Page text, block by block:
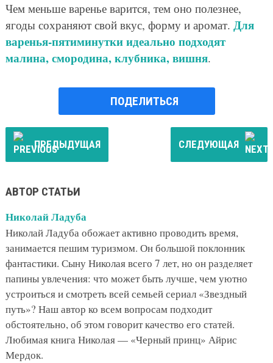
Чем меньше варенье варится, тем оно полезнее,
ягоды сохраняют свой вкус, форму и аромат. Для
варенья-пятиминутки идеально подходят
малина, смородина, клубника, вишня.
ПОДЕЛИТЬСЯ
ПРЕДЫДУЩАЯ СЛЕДУЮЩАЯ
АВТОР СТАТЬИ
Николай Ладуба
Николай Ладуба обожает активно проводить время,
занимается пешим туризмом. Он большой поклонник
фантастики. Сыну Николая всего 7 лет, но он разделяет
папины увлечения: что может быть лучше, чем уютно
устроиться и смотреть всей семьей сериал «Звездный
путь»? Наш автор ко всем вопросам подходит
обстоятельно, об этом говорит качество его статей.
Любимая книга Николая — «Черный принц» Айрис
Мердок.